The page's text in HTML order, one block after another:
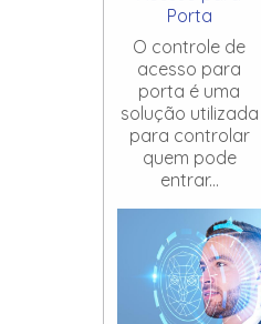
Porta
O controle de
acesso para
porta é uma
solução utilizada
para controlar
quem pode
entrar...